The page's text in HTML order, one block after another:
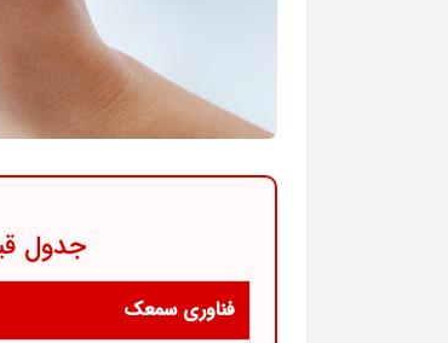
جدول
فناوری سمعک